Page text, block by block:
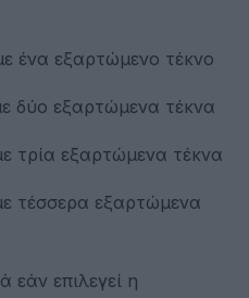
ένα εξαρτώμενο τέκνο
δύο εξαρτώμενα τέκνα
τρία εξαρτώμενα τέκνα
τέσσερα εξαρτώμενα
επιλεγεί η